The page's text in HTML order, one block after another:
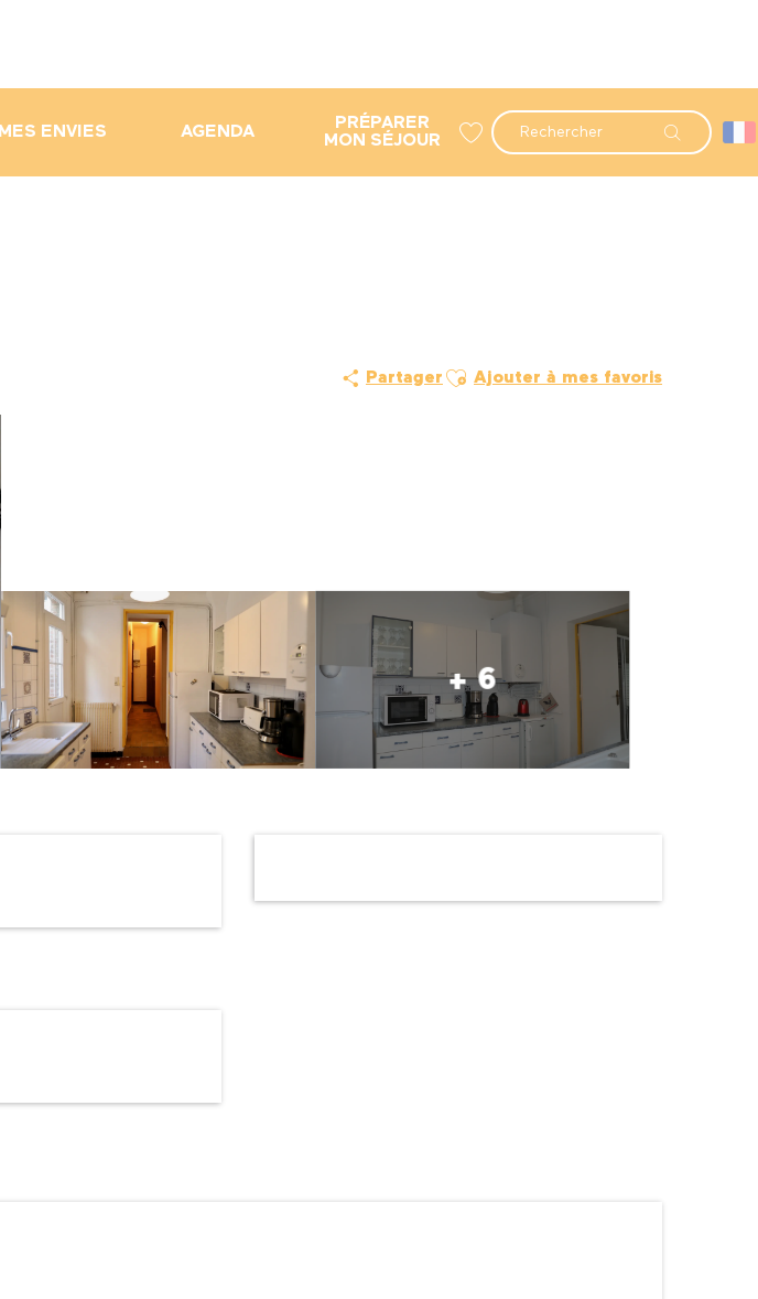
Recherche
MES ENVIES AGENDA
PRÉPARER
MON SÉJOUR
Partager Ajouter aux favoris
Ajouter à mes favoris
+ 6